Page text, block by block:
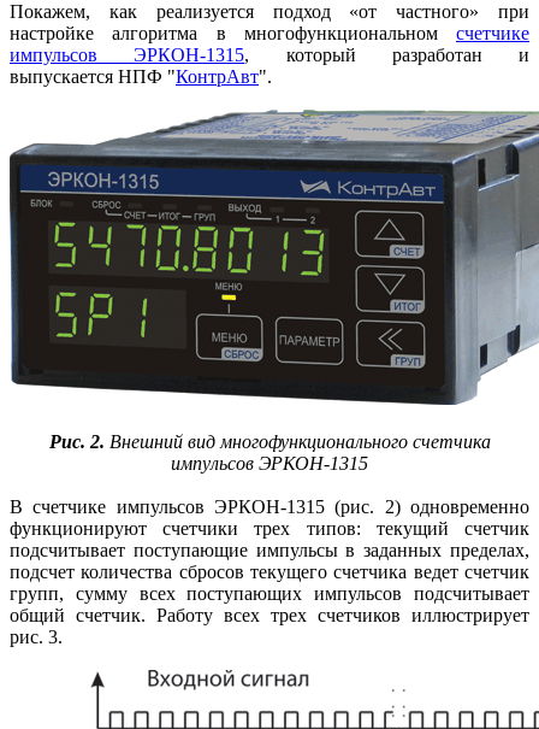
Покажем, как реализуется подход «от частного» при
настройке алгоритма в многофункциональном счетчике
импульсов ЭРКОН-1315, который разработан и
выпускается НПФ "КонтрАвт".
Рис. 2. Внешний вид многофункционального счетчика
импульсов ЭРКОН‑1315
В счетчике импульсов ЭРКОН-1315 (рис. 2) одновременно
функционируют счетчики трех типов: текущий счетчик
подсчитывает поступающие импульсы в заданных пределах,
подсчет количества сбросов текущего счетчика ведет счетчик
групп, сумму всех поступающих импульсов подсчитывает
общий счетчик. Работу всех трех счетчиков иллюстрирует
рис. 3.